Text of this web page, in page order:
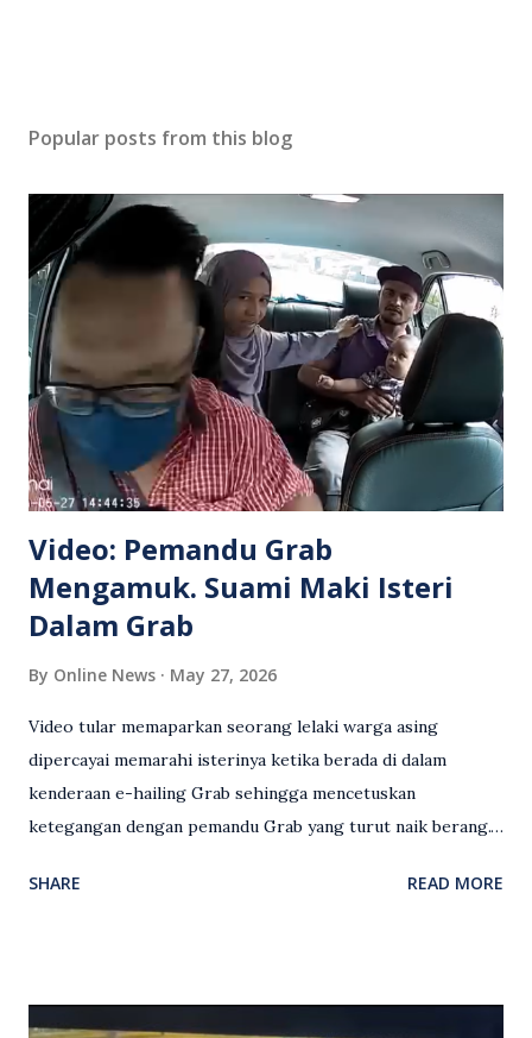
Popular posts from this blog
Video: Pemandu Grab
Mengamuk. Suami Maki Isteri
Dalam Grab
By Online News May 27, 2026
Video tular memaparkan seorang lelaki warga asing
dipercayai memarahi isterinya ketika berada di dalam
kenderaan e-hailing Grab sehingga mencetuskan
ketegangan dengan pemandu Grab yang turut naik berang.
antara seorang lelaki warga asing dengan pemandu Grab
Grab bertindak mempertahankan wanita terbabit sebelum
SHARE READ MORE